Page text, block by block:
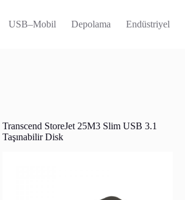
USB–Mobil Depolama Endüstriyel
Transcend StoreJet 25M3 Slim USB 3.1
Taşınabilir Disk